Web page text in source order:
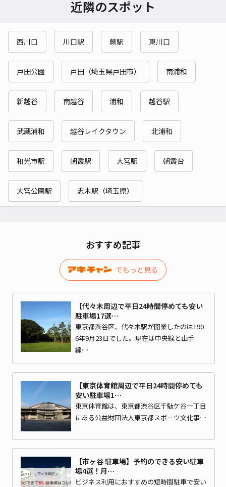
近隣のスポット
西川口 川口駅 蕨駅 東川口
戸田公園 戸田（埼玉県戸田市） 南浦和
新越谷 南越谷 浦和 越谷駅
武蔵浦和 越谷レイクタウン 北浦和
和光市駅 朝霞駅 大宮駅 朝霞台
大宮公園駅 志木駅（埼玉県）
おすすめ記事
でもっと見る
【代々木周辺で平日24時間停めても安い
駐車場17選…
東京都渋谷区、代々木駅が開業したのは190
6年9月23日でした。現在は中央線と山手
線…
【東京体育館周辺で平日24時間停めても
安い駐車場1…
東京体育館は、東京都渋谷区千駄ケ谷一丁目
にある公益財団法人東京都スポーツ文化事…
【市ヶ谷 駐車場】予約のできる安い駐車
場4選！月…
ビジネス利用におすすめの短時間駐車で安い